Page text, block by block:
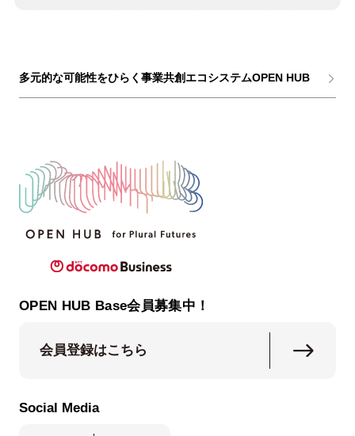
多元的な可能性をひらく事業共創エコシステムOPEN HUB
OPEN HUB Base会員募集中！
会員登録はこちら
Social Media